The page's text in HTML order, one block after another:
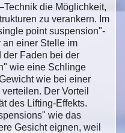
die Möglichkeit,
zu verankern. Im
point suspension"-
an einer Stelle im
der Faden bei der
wie eine Schlinge
wie bei einer
Der Vorteil
des Lifting-Effekts.
wie das
Gesicht eignen, weil